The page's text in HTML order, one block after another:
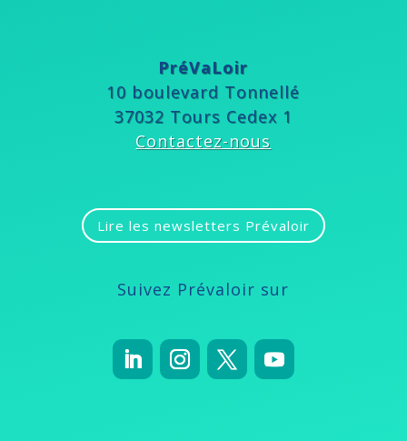
PréVaLoir
10 boulevard Tonnellé
37032 Tours Cedex 1
Contactez-nous
Lire les newsletters Prévaloir
Suivez Prévaloir sur